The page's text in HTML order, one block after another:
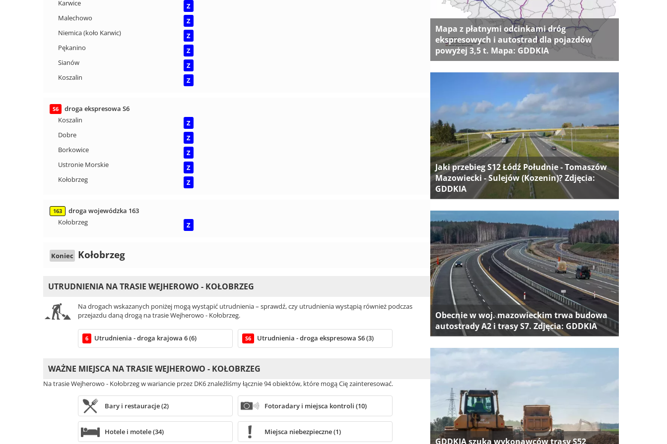
Karwice
Z
Malechowo
Z
Niemica (koło Karwic)
Z
Pękanino
Z
Sianów
Z
Koszalin
Z
S6
droga ekspresowa S6
Koszalin
Z
Dobre
Z
Borkowice
Z
Ustronie Morskie
Z
Kołobrzeg
Z
163
droga wojewódzka 163
Kołobrzeg
Z
Koniec Kołobrzeg
UTRUDNIENIA NA TRASIE WEJHEROWO - KOŁOBRZEG
Na drogach wskazanych poniżej mogą wystąpić utrudnienia – sprawdź, czy utrudnienia wystąpią również podczas
przejazdu daną drogą na trasie Wejherowo - Kołobrzeg.
6 Utrudnienia - droga krajowa 6 (6) S6 Utrudnienia - droga ekspresowa S6 (3)
WAŻNE MIEJSCA NA TRASIE WEJHEROWO - KOŁOBRZEG
Na trasie Wejherowo - Kołobrzeg w wariancie przez DK6 znaleźliśmy łącznie 94 obiektów, które mogą Cię zainteresować.
Bary i restauracje (2) Fotoradary i miejsca kontroli (10)
Hotele i motele (34) Miejsca niebezpieczne (1)
Mapa z płatnymi odcinkami dróg
ekspresowych i autostrad dla pojazdów
powyżej 3,5 t. Mapa: GDDKIA
Jaki przebieg S12 Łódź Południe - Tomaszów
Mazowiecki - Sulejów (Kozenin)? Zdjęcia:
GDDKIA
Obecnie w woj. mazowieckim trwa budowa
autostrady A2 i trasy S7. Zdjęcia: GDDKIA
GDDKIA szuka wykonawców trasy S52